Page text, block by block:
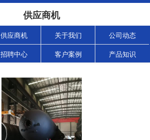
供应商机
供应商机 关于我们 公司动态
招聘中心 客户案例 产品知识